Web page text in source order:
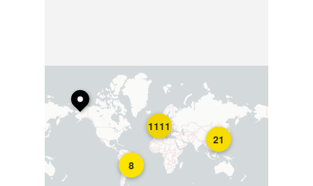
8
21
1111